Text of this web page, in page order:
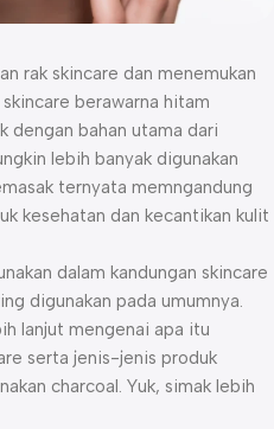
rak skincare dan menemukan
berawarna hitam
dengan bahan utama dari
lebih banyak digunakan
ternyata memngandung
kesehatan dan kecantikan kulit
dalam kandungan skincare
digunakan pada umumnya.
lanjut mengenai apa itu
serta jenis-jenis produk
charcoal. Yuk, simak lebih